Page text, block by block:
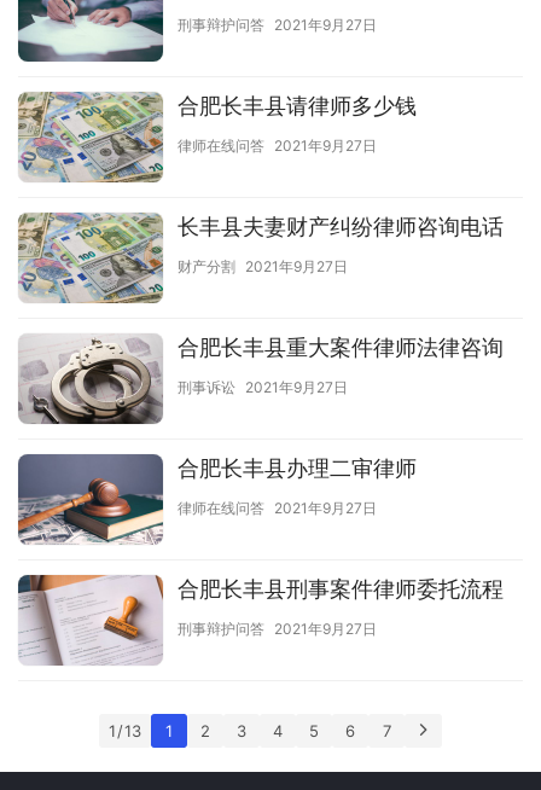
刑事辩护问答 2021年9月27日
合肥长丰县请律师多少钱
律师在线问答 2021年9月27日
长丰县夫妻财产纠纷律师咨询电话
财产分割 2021年9月27日
合肥长丰县重大案件律师法律咨询
刑事诉讼 2021年9月27日
合肥长丰县办理二审律师
律师在线问答 2021年9月27日
合肥长丰县刑事案件律师委托流程
刑事辩护问答 2021年9月27日
1 / 13 1 2 3 4 5 6 7